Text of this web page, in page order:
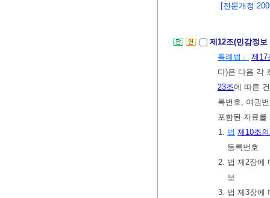
[전문개정
제12조(민감정
특례법」
제17
다)은 다음 각
23조에 따른
록번호, 여권
포함된 자료
1. 법 제10조
등록번호
2. 법 제2장에
보
3. 법 제3장에